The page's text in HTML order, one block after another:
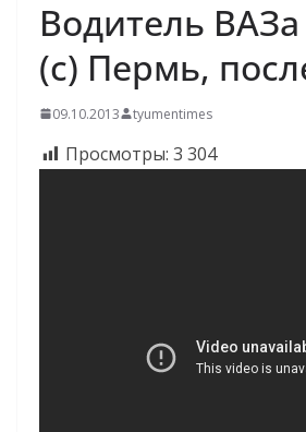
Водитель
(с) Пермь,
09.10.2013 tyumentimes
Просмотры: 3 304